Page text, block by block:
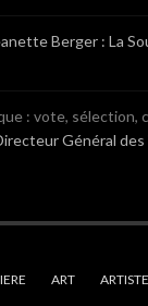
Berger : La
: vote, sélection,
Général
ART